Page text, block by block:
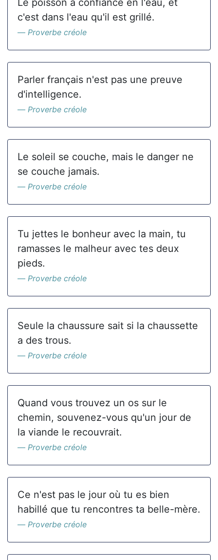
Le poisson a confiance en l'eau, et
c'est dans l'eau qu'il est grillé.
Proverbe créole
Parler français n'est pas une preuve
d'intelligence.
Proverbe créole
Le soleil se couche, mais le danger ne
se couche jamais.
Proverbe créole
Tu jettes le bonheur avec la main, tu
ramasses le malheur avec tes deux
pieds.
Proverbe créole
Seule la chaussure sait si la chaussette
a des trous.
Proverbe créole
Quand vous trouvez un os sur le
chemin, souvenez-vous qu'un jour de
la viande le recouvrait.
Proverbe créole
Ce n'est pas le jour où tu es bien
habillé que tu rencontres ta belle-mère.
Proverbe créole